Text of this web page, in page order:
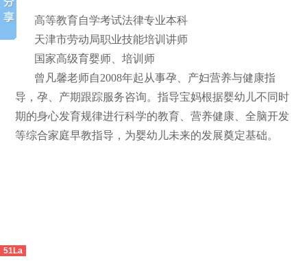
高等教育自学考试法律专业本科
天津市劳动局职业技能培训讲师
国家高级育婴师、培训师
曾凡馨老师自2008年起从事孕、产妇营养与健康指
导，孕、产期跟踪服务咨询。指导宝妈根据婴幼儿不同时
期的身心发育规律进行科学的教育、营养健康、全脑开发
等综合家庭早教指导，为婴幼儿未来的发展奠定基础。
51La